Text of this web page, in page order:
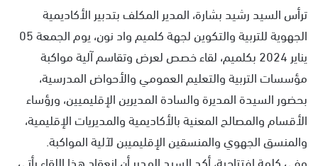
ن
ي
ا
ترأس السيد رشيد بشارة، المدير المكلف بتدبير الأكاديمية
الجهوية للتربية والتكوين لجهة كلميم واد نون، يوم الجمعة 05
يناير 2024 بكلميم، لقاء خصص لعرض وتقاسم آلية مواكبة
مؤسسات التربية والتعليم العمومي والأحواض المدرسية،
بحضور السيدة المديرة والسادة المديرين الإقليميين، ورؤساء
الأقسام والمصالح المعنية بالأكاديمية والمديريات الإقليمية،
والمنسق الجهوي والمنسقين الإقليميبن لآلية المواكبة.
وفي كلمة افتتاحية، أكد السيد المدير أن انعقاد هذا اللقاء يأتي